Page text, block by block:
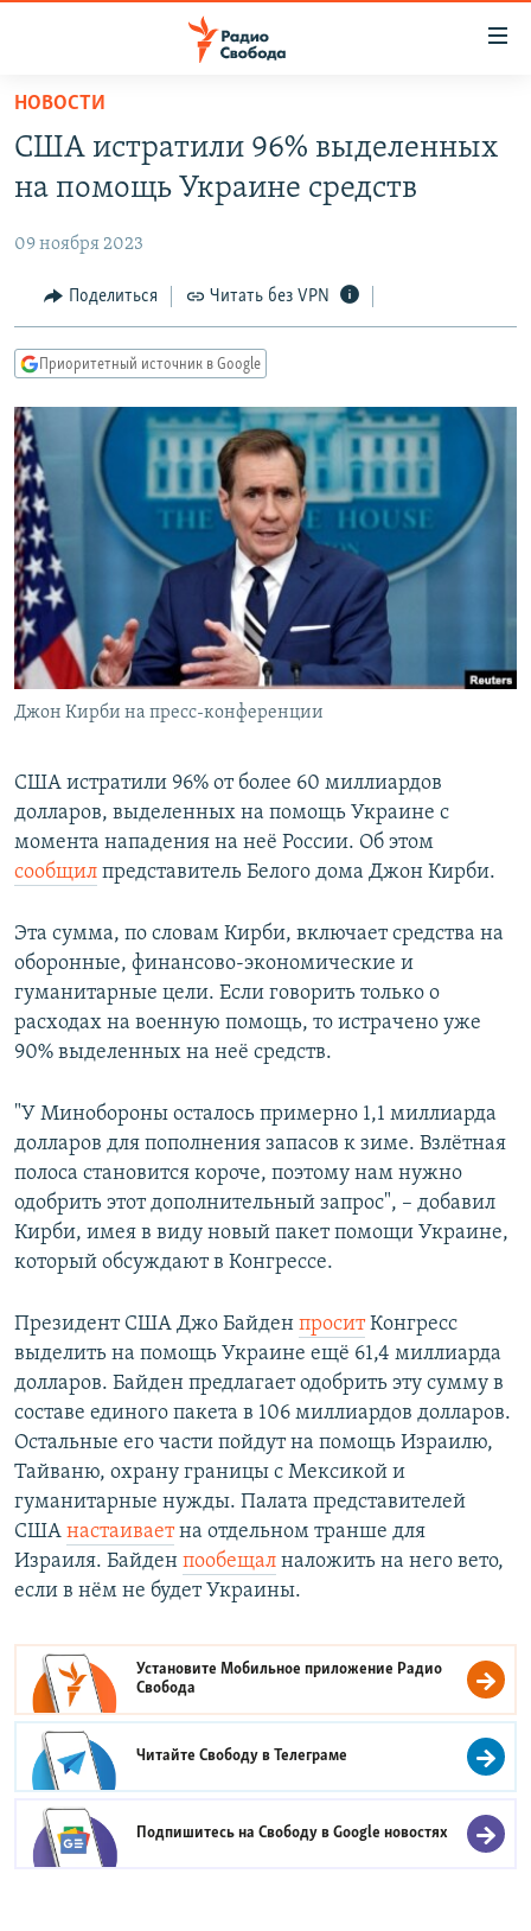
упрощенного
доступа
основному
Вернутся
главной
навигации
Вернутся
поиску
АВТОРСКИЕ ПРОЕКТЫ
ЦИТАТЫ СВОБОДЫ
МНЕНИЯ
IDEL.РЕАЛИИ
КАВКАЗ.РЕАЛИИ
СЕВЕР.РЕАЛИИ
СИБИРЬ.РЕАЛИИ
РАСПИСАНИЕ ВЕЩАНИЯ
ПОДПИШИТЕСЬ НА РАССЫЛКУ
СОЦИАЛЬНЫЕ СЕТИ
Все сайты РСЕ/РС
НОВОСТИ
США истратили 96% выделенных
на помощь Украине средств
09 ноября 2023
Поделиться Читать без VPN
Приоритетный источник в Google
Джон Кирби на пресс-конференции
США истратили 96% от более 60 миллиардов
долларов, выделенных на помощь Украине с
момента нападения на неё России. Об этом
сообщил представитель Белого дома Джон Кирби.
Эта сумма, по словам Кирби, включает средства на
оборонные, финансово-экономические и
гуманитарные цели. Если говорить только о
расходах на военную помощь, то истрачено уже
90% выделенных на неё средств.
"У Минобороны осталось примерно 1,1 миллиарда
долларов для пополнения запасов к зиме. Взлётная
полоса становится короче, поэтому нам нужно
одобрить этот дополнительный запрос", – добавил
Кирби, имея в виду новый пакет помощи Украине,
который обсуждают в Конгрессе.
Президент США Джо Байден проситКонгресс
выделить на помощь Украине ещё 61,4 миллиарда
долларов. Байден предлагает одобрить эту сумму в
составе единого пакета в 106 миллиардов долларов.
Остальные его части пойдут на помощь Израилю,
Тайваню, охрану границы с Мексикой и
гуманитарные нужды. Палата представителей
США настаиваетна отдельном транше для
Израиля. Байден пообещал наложить на него вето,
если в нём не будет Украины.
Установите Мобильное приложение Радио
Свобода
Читайте Свободу вТелеграме
Подпишитесь на Свободу вGoogle новостях